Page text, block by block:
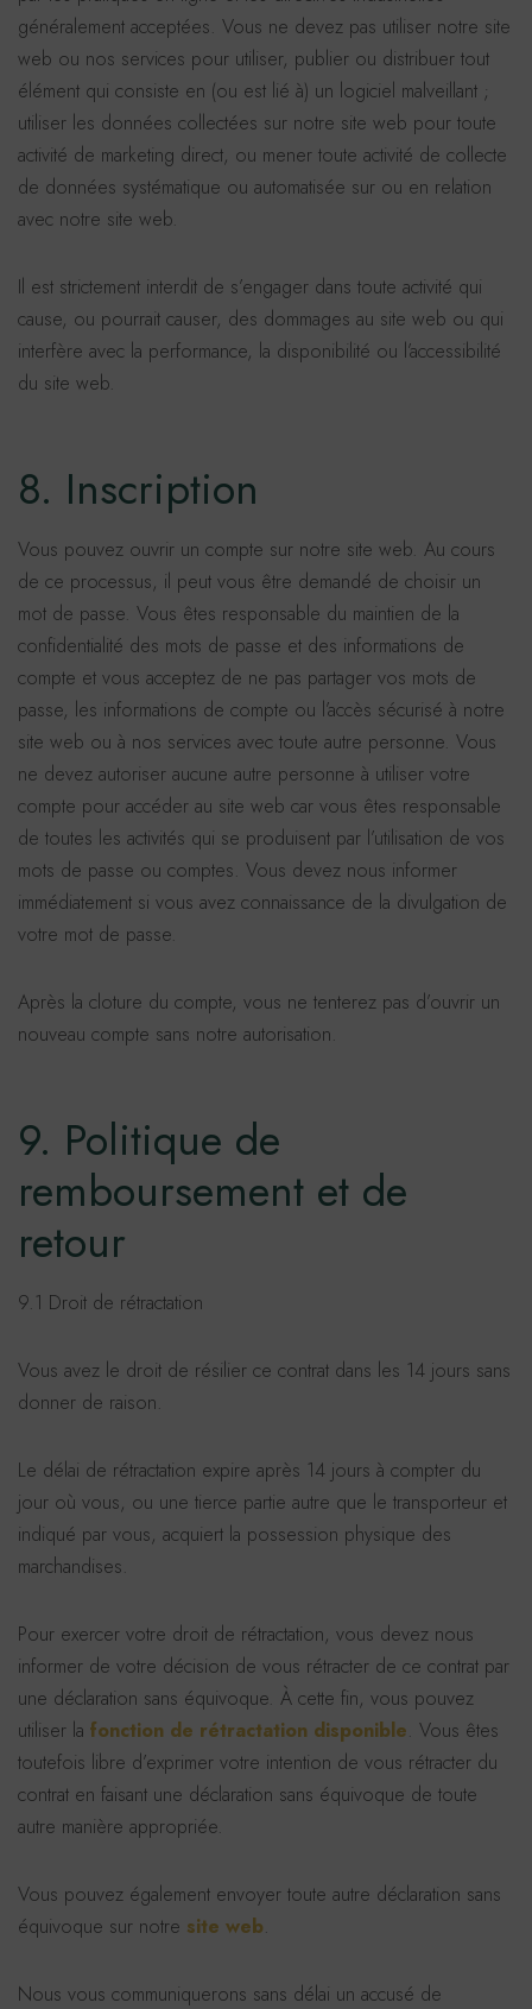
généralement acceptées. Vous ne devez pas utiliser notre site
web ou nos services pour utiliser, publier ou distribuer tout
élément qui consiste en (ou est lié à) un logiciel malveillant ;
utiliser les données collectées sur notre site web pour toute
activité de marketing direct, ou mener toute activité de collecte
de données systématique ou automatisée sur ou en relation
avec notre site web.
Il est strictement interdit de s’engager dans toute activité qui
cause, ou pourrait causer, des dommages au site web ou qui
interfère avec la performance, la disponibilité ou l’accessibilité
du site web.
8. Inscription
Vous pouvez ouvrir un compte sur notre site web. Au cours
de ce processus, il peut vous être demandé de choisir un
mot de passe. Vous êtes responsable du maintien de la
confidentialité des mots de passe et des informations de
compte et vous acceptez de ne pas partager vos mots de
passe, les informations de compte ou l’accès sécurisé à notre
site web ou à nos services avec toute autre personne. Vous
ne devez autoriser aucune autre personne à utiliser votre
compte pour accéder au site web car vous êtes responsable
de toutes les activités qui se produisent par l’utilisation de vos
mots de passe ou comptes. Vous devez nous informer
immédiatement si vous avez connaissance de la divulgation de
votre mot de passe.
Après la cloture du compte, vous ne tenterez pas d’ouvrir un
nouveau compte sans notre autorisation.
9. Politique de
remboursement et de
retour
9.1 Droit de rétractation
Vous avez le droit de résilier ce contrat dans les 14 jours sans
donner de raison.
Le délai de rétractation expire après 14 jours à compter du
jour où vous, ou une tierce partie autre que le transporteur et
indiqué par vous, acquiert la possession physique des
marchandises.
Pour exercer votre droit de rétractation, vous devez nous
informer de votre décision de vous rétracter de ce contrat par
une déclaration sans équivoque. À cette fin, vous pouvez
utiliser la fonction de rétractation disponible. Vous êtes
toutefois libre d’exprimer votre intention de vous rétracter du
contrat en faisant une déclaration sans équivoque de toute
autre manière appropriée.
Vous pouvez également envoyer toute autre déclaration sans
équivoque sur notre site web.
Nous vous communiquerons sans délai un accusé de